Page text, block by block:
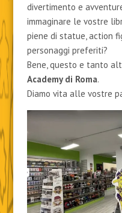
divertimento e
immaginare le vostre
piene di statue, action
personaggi preferiti?
Bene, questo e tanto
Academy di Roma.
Diamo vita alle vostre